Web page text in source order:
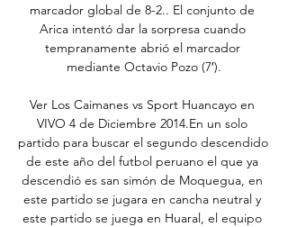
marcador global de 8-2.. El conjunto de
Arica intentó dar la sorpresa cuando
tempranamente abrió el marcador
mediante Octavio Pozo (7′).
Ver Los Caimanes vs Sport Huancayo en
VIVO 4 de Diciembre 2014.En un solo
partido para buscar el segundo descendido
de este año del futbol peruano el que ya
descendió es san simón de Moquegua, en
este partido se jugara en cancha neutral y
este partido se juega en Huaral, el equipo